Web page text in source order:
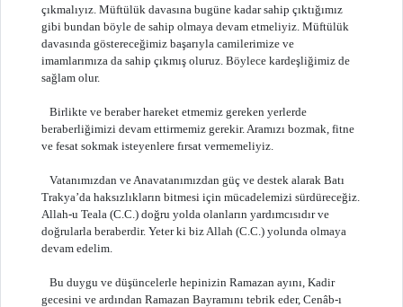
çıkmalıyız. Müftülük davasına bugüne kadar sahip çıktığımız
gibi bundan böyle de sahip olmaya devam etmeliyiz. Müftülük
davasında göstereceğimiz başarıyla camilerimize ve
imamlarımıza da sahip çıkmış oluruz. Böylece kardeşliğimiz de
sağlam olur.
Birlikte ve beraber hareket etmemiz gereken yerlerde
beraberliğimizi devam ettirmemiz gerekir. Aramızı bozmak, fitne
ve fesat sokmak isteyenlere fırsat vermemeliyiz.
Vatanımızdan ve Anavatanımızdan güç ve destek alarak Batı
Trakya’da haksızlıkların bitmesi için mücadelemizi sürdüreceğiz.
Allah-u Teala (C.C.) doğru yolda olanların yardımcısıdır ve
doğrularla beraberdir. Yeter ki biz Allah (C.C.) yolunda olmaya
devam edelim.
Bu duygu ve düşüncelerle hepinizin Ramazan ayını, Kadir
gecesini ve ardından Ramazan Bayramını tebrik eder, Cenâb-ı